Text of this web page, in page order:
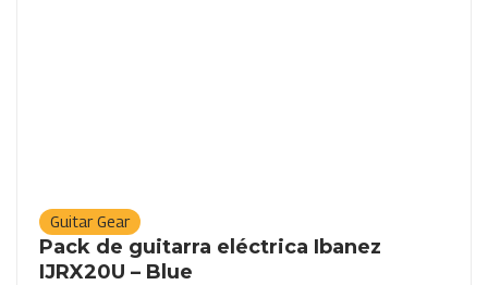
Guitar Gear
Pack de guitarra eléctrica Ibanez
IJRX20U – Blue